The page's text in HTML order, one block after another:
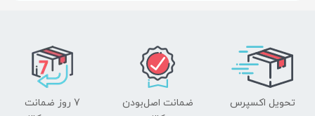
تحویل اکسپرس
ضمانت اصل‌بودن
7 روز ضمانت